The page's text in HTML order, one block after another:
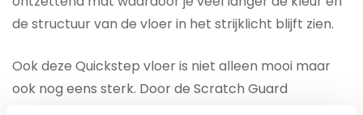
de structuur van de vloer in het strijklicht blijft zien.
Ook deze Quickstep vloer is niet alleen mooi maar
ook nog eens sterk. Door de Scratch Guard